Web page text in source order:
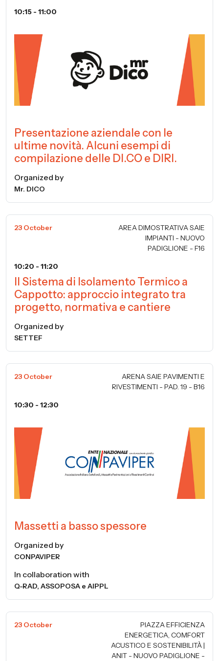
10:15 - 11:00
Presentazione aziendale con le
ultime novità. Alcuni esempi di
compilazione delle DI.CO e DIRI.
Organized by
Mr. DICO
23 October
AREA DIMOSTRATIVA SAIE
IMPIANTI - NUOVO
PADIGLIONE - F16
10:20 - 11:20
Il Sistema di Isolamento Termico a
Cappotto: approccio integrato tra
progetto, normativa e cantiere
Organized by
SETTEF
23 October
ARENA SAIE PAVIMENTI E
RIVESTIMENTI - PAD. 19 - B16
10:30 - 12:30
Massetti a basso spessore
Organized by
CONPAVIPER
In collaboration with
Q-RAD, ASSOPOSA e AIPPL
23 October
PIAZZA EFFICIENZA
ENERGETICA, COMFORT
ACUSTICO E SOSTENIBILITÀ |
ANIT - NUOVO PADIGLIONE -